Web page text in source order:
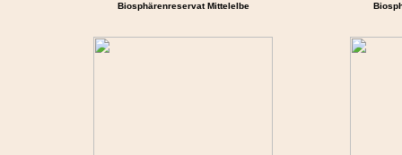
Biosphärenreservat Mittelelbe